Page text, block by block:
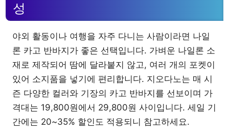
성
야외 활동이나 여행을 자주 다니는 사람이라면 나일
론 카고 반바지가 좋은 선택입니다. 가벼운 나일론 소
재로 제작되어 땀에 달라붙지 않고, 여러 개의 포켓이
있어 소지품을 넣기에 편리합니다. 지오다노는 매 시
즌 다양한 컬러와 기장의 카고 반바지를 선보이며 가
격대는 19,800원에서 29,800원 사이입니다. 세일 기
간에는 20~35% 할인도 적용되니 참고하세요.